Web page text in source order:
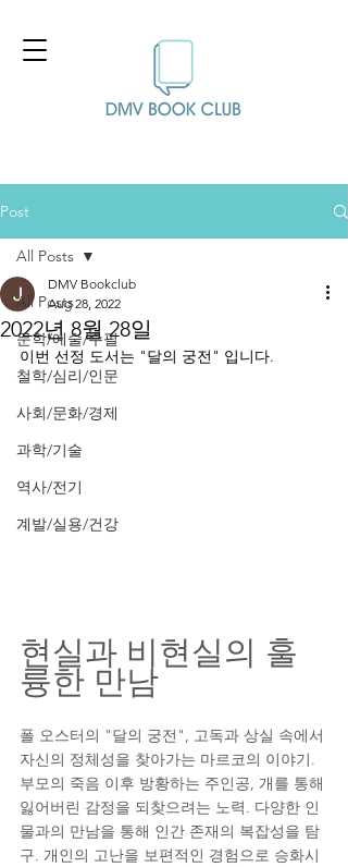
Post
All Posts
문학/예술/수필
철학/심리/인문
사회/문화/경제
과학/기술
역사/전기
계발/실용/건강
All Posts
2022년 8월 28일
DMV Bookclub
Aug 28, 2022
이번 선정 도서는 "달의 궁전" 입니다.
현실과 비현실의 훌
륭한 만남
폴 오스터의 "달의 궁전", 고독과 상실 속에서
자신의 정체성을 찾아가는 마르코의 이야기.
부모의 죽음 이후 방황하는 주인공, 개를 통해
잃어버린 감정을 되찾으려는 노력. 다양한 인
물과의 만남을 통해 인간 존재의 복잡성을 탐
구. 개인의 고난을 보편적인 경험으로 승화시